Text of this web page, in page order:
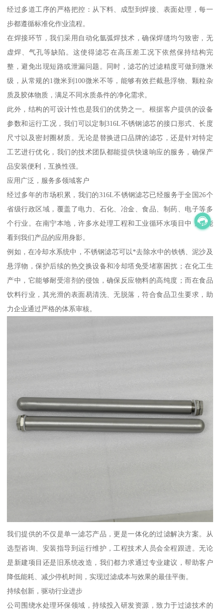
经过多道工序的严格把控：从下料、成型到焊接、表面处理，每一
步都遵循标准化作业流程。
在焊接环节，我们采用自动化氩弧焊技术，确保焊缝均匀致密，无
虚焊、气孔等缺陷。这使得滤芯在高压差工况下依然保持结构完
整，避免出现短路或泄漏问题。同时，滤芯的过滤精度可做到微米
级，从常规的1微米到100微米不等，能够有效拦截悬浮物、颗粒杂
质及胶体物质，满足不同水质条件的净化需求。
此外，结构的可设计性也是我们的优势之一。根据客户提供的设备
参数和运行工况，我们可以定制316L不锈钢滤芯的接口形式、长度
尺寸以及密封圈材质。无论是替换进口品牌的滤芯，还是针对特定
工艺进行优化，我们的技术团队都能提供快速响应的服务，确保产
品安装便利，互换性强。
应用广泛，服务多领域客户
经过多年的市场积累，我们的316L不锈钢滤芯已经服务于全国26个
省级行政区域，覆盖了电力、石化、冶金、食品、制药、电子等多
个行业。在南宁本地，许多水处理工程和工业循环水项目中，都能
看到我们产品的应用身影。
例如，在冷却水系统中，不锈钢滤芯可以*去除水中的铁锈、泥沙及
悬浮物，保护后续的热交换设备和冷却塔免受堵塞困扰；在化工生
产中，它能够耐受溶剂的侵蚀，确保反应物料的高纯度；而在食品
饮料行业，其光滑的表面易清洗、无脱落，符合食品卫生要求，助
力企业通过严格的体系审核。
我们提供的不仅是单一滤芯产品，更是一体化的过滤解决方案。从
选型咨询、安装指导到运行维护，工程技术人员会全程跟进。无论
是新建项目还是旧系统改造，我们都力求通过专业建议，帮助客户
降低能耗、减少停机时间，实现过滤成本与效果的最佳平衡。
持续创新，驱动行业进步
公司围绕水处理环保领域，持续投入研发资源，致力于过滤技术的